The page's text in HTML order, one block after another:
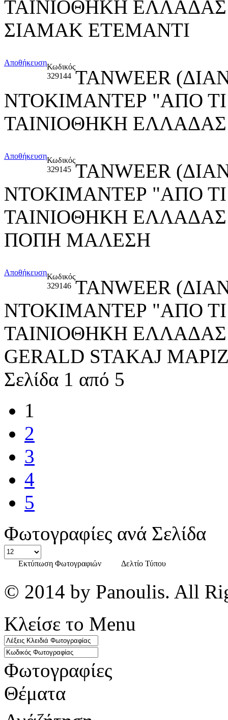
ΤΑΙΝΙΟΘΗΚΗ
ΣΙΑΜΑΚ ΕΤΕΜΑΝΤΙ
ΑποθήκευσηΚωδικός
329144 TANWEER
ΝΤΟΚΙΜΑΝΤΕΡ "ΑΠΟ
ΤΑΙΝΙΟΘΗΚΗ
ΑποθήκευσηΚωδικός
329145 TANWEER
ΝΤΟΚΙΜΑΝΤΕΡ "ΑΠΟ
ΤΑΙΝΙΟΘΗΚΗ
ΠΟΠΗ ΜΑΛΕΣΗ
ΑποθήκευσηΚωδικός
329146 TANWEER
ΝΤΟΚΙΜΑΝΤΕΡ "ΑΠΟ
ΤΑΙΝΙΟΘΗΚΗ
GERALD STAKAJ
Σελίδα 1 από 5
1
2
3
4
5
Φωτογραφίες ανά Σελίδα
Εκτύπωση Φωτογραφιών Δελτίο Τύπου
© 2014 by Panoulis. All
Κλείσε το Menu
Φωτογραφίες
Θέματα